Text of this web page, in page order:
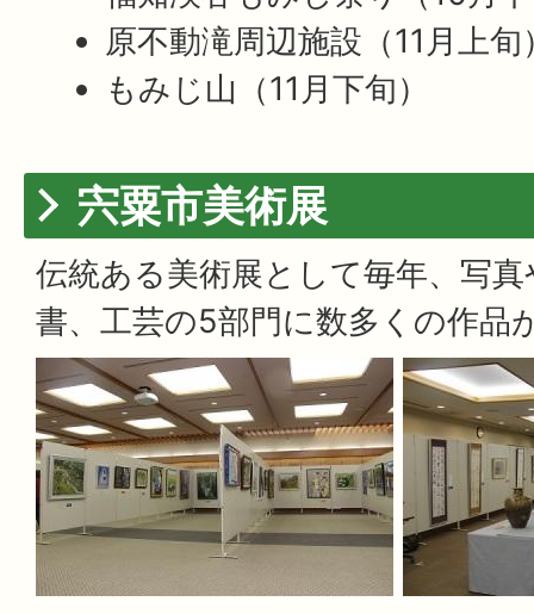
原不動滝周辺施設（11月上旬
もみじ山（11月下旬）
宍粟市美術展
伝統ある美術展として毎年、写
書、工芸の5部門に数多くの作品